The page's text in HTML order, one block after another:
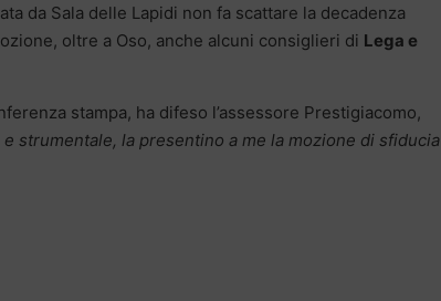
da Sala delle Lapidi non fa scattare la decadenza
oltre a Oso, anche alcuni consiglieri di Lega e
stampa, ha difeso l’assessore Prestigiacomo,
strumentale, la presentino a me la mozione di sfiducia